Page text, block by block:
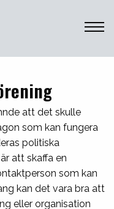
att det skulle
som kan fungera
politiska
att skaffa en
som kan
kan det vara bra att
eller organisation